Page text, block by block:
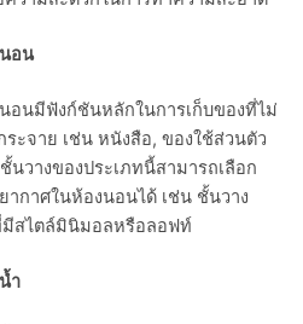
อน
อนมีฟังก์ชันหลักในการเก็บของที่ไม่
ระจาย เช่น หนังสือ, ของใช้ส่วนตัว
นวางของประเภทนี้สามารถเลือก
ากาศในห้องนอนได้ เช่น ชั้นวาง
สไตล์มินิมอลหรือลอฟท์
ำ